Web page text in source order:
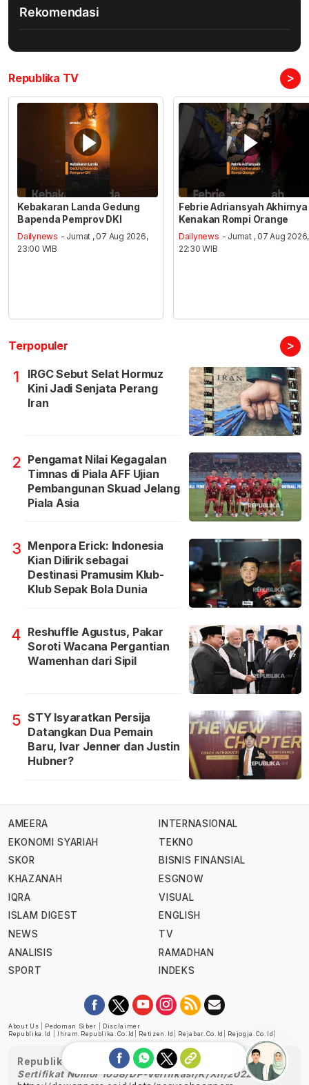
Rekomendasi
Republika TV >
Kebakaran Landa Gedung
Bapenda Pemprov DKI
Dailynews - Jumat , 07 Aug 2026,
23:00 WIB
Febrie Adriansyah Akhirnya
Kenakan Rompi Orange
Dailynews - Jumat , 07 Aug 2026,
22:30 WIB
Terpopuler >
1
IRGC Sebut Selat Hormuz
Kini Jadi Senjata Perang
Iran
2 Pengamat Nilai Kegagalan
Timnas di Piala AFF Ujian
Pembangunan Skuad Jelang
Piala Asia
3 Menpora Erick: Indonesia
Kian Dilirik sebagai
Destinasi Pramusim Klub-
Klub Sepak Bola Dunia
4 Reshuffle Agustus, Pakar
Soroti Wacana Pergantian
Wamenhan dari Sipil
5 STY Isyaratkan Persija
Datangkan Dua Pemain
Baru, Ivar Jenner dan Justin
Hubner?
AMEERA
EKONOMI SYARIAH
SKOR
KHAZANAH
IQRA
ISLAM DIGEST
NEWS
ANALISIS
SPORT
INTERNASIONAL
TEKNO
BISNIS FINANSIAL
ESGNOW
VISUAL
ENGLISH
TV
RAMADHAN
INDEKS
About Us Pedoman Siber
Disclaimer
Republika.id
Ihram.republika.co.id Retizen.id Rejabar.co.id Rejogja.co.id
Republika telah diverifikasi oleh Dewan Pers
Sertifikat Nomor 1058/DP-Verifikasi/K/XII/2022